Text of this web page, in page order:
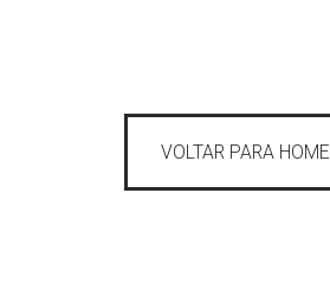
VOLTAR PARA HOME